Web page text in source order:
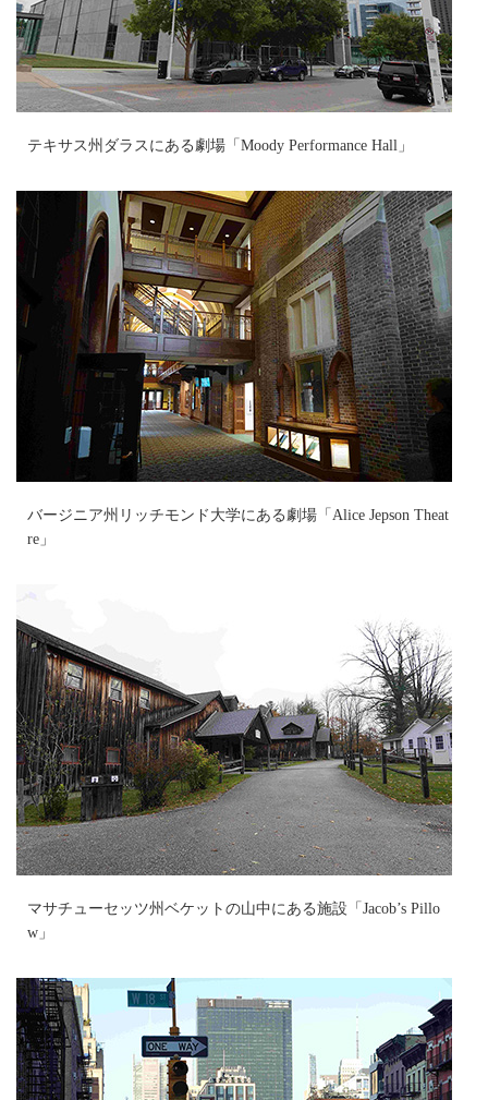
テキサス州ダラスにある劇場「Moody Performance Hall」
バージニア州リッチモンド大学にある劇場「Alice Jepson Theat
re」
マサチューセッツ州ベケットの山中にある施設「Jacob’s Pillo
w」